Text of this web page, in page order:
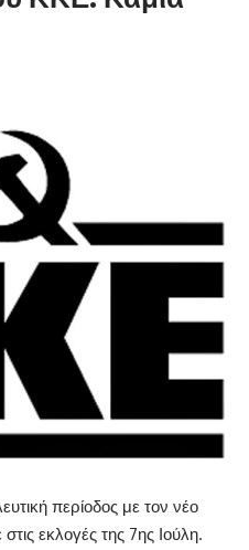
περίοδος με τον νέο
εκλογές της 7ης Ιούλη.